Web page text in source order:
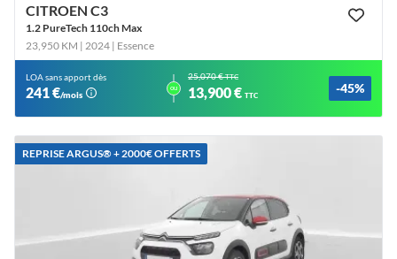
CITROEN C3
1.2 PureTech 110ch Max
23,950 KM | 2024 | Essence
LOA sans apport dès
241 €/mois
ou
25,070 €TTC
13,900 € TTC -45%
REPRISE ARGUS®️ + 2000€ OFFERTS